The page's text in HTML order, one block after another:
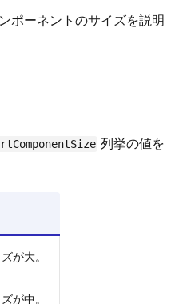
ポーネントのサイズを説明
列挙の値を
が大。
が中。